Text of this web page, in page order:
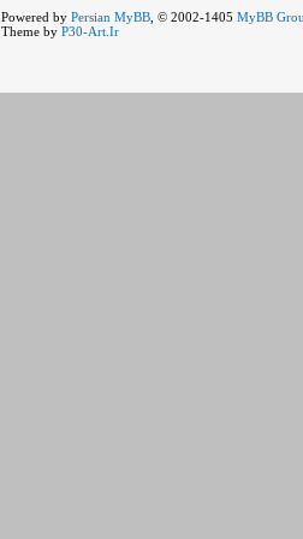
Powered by Persian MyBB , © 2002-1405 MyBB
Theme by P30-Art.Ir